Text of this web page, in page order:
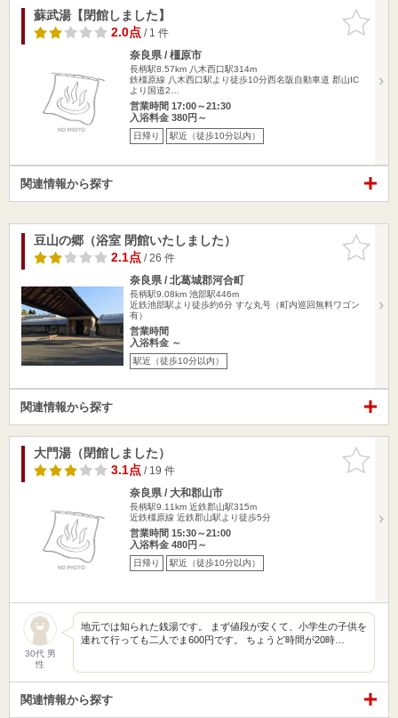
お気に入
りに追加
蘇武湯【閉館しました】
2.0点/ 1 件
奈良県 / 橿原市
長柄駅8.57km 八木西口駅314m
鉄橿原線 八木西口駅より徒歩10分西名阪自動車道 郡山IC
より国道2…
営業時間 17:00～21:30
入浴料金 380円～
日帰り 駅近（徒歩10分以内）
関連情報から探す
お気に入
りに追加
豆山の郷（浴室 閉館いたしました）
2.1点/ 26 件
奈良県 / 北葛城郡河合町
長柄駅9.08km 池部駅446m
近鉄池部駅より徒歩約6分 すな丸号（町内巡回無料ワゴン
有）
営業時間
入浴料金 ～
駅近（徒歩10分以内）
関連情報から探す
お気に入
りに追加
大門湯（閉館しました）
3.1点/ 19 件
奈良県 / 大和郡山市
長柄駅9.11km 近鉄郡山駅315m
近鉄橿原線 近鉄郡山駅より徒歩5分
営業時間 15:30～21:00
入浴料金 480円～
日帰り 駅近（徒歩10分以内）
30代 男
性
地元では知られた銭湯です。 まず値段が安くて、小学生の子供を
連れて行っても二人でま600円です。 ちょうど時間が20時…
関連情報から探す